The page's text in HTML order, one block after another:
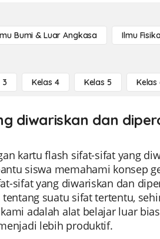
Bumi & Luar Angkasa Ilmu
3 Kelas 4 Kelas 5 Kelas
diwariskan dan
kartu flash sifat-sifat yang
siswa memahami konsep
sifat yang diwariskan dan
suatu sifat tertentu,
adalah alat belajar luar
lebih produktif.